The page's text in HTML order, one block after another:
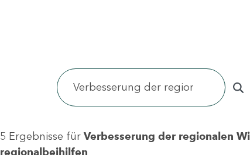
5 Ergebnisse für Verbesserung der regionalen
regionalbeihilfen